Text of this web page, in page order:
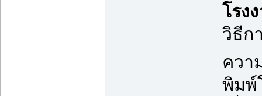
โรง
วิธีก
ควา
พิมพ์